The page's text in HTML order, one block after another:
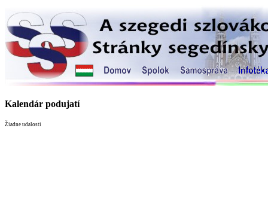
Kalendár podujatí
Žiadne udalosti